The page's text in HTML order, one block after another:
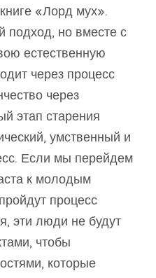
«Лорд мух».
но вместе с
естественную
через процесс
через
этап старения
умственный и
Если мы перейдем
к молодым
процесс
эти люди не будут
чтобы
которые